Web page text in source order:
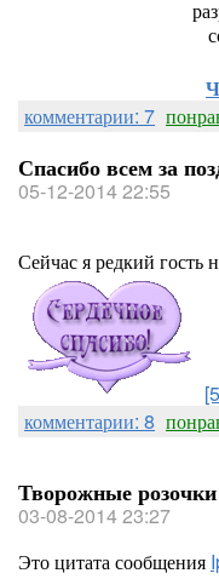
комментарии: 7
Спасибо всем за
05-12-2014 22:55
Сейчас я редкий гость
комментарии: 8
Творожные розочки
03-08-2014 23:27
Это цитата сообщения